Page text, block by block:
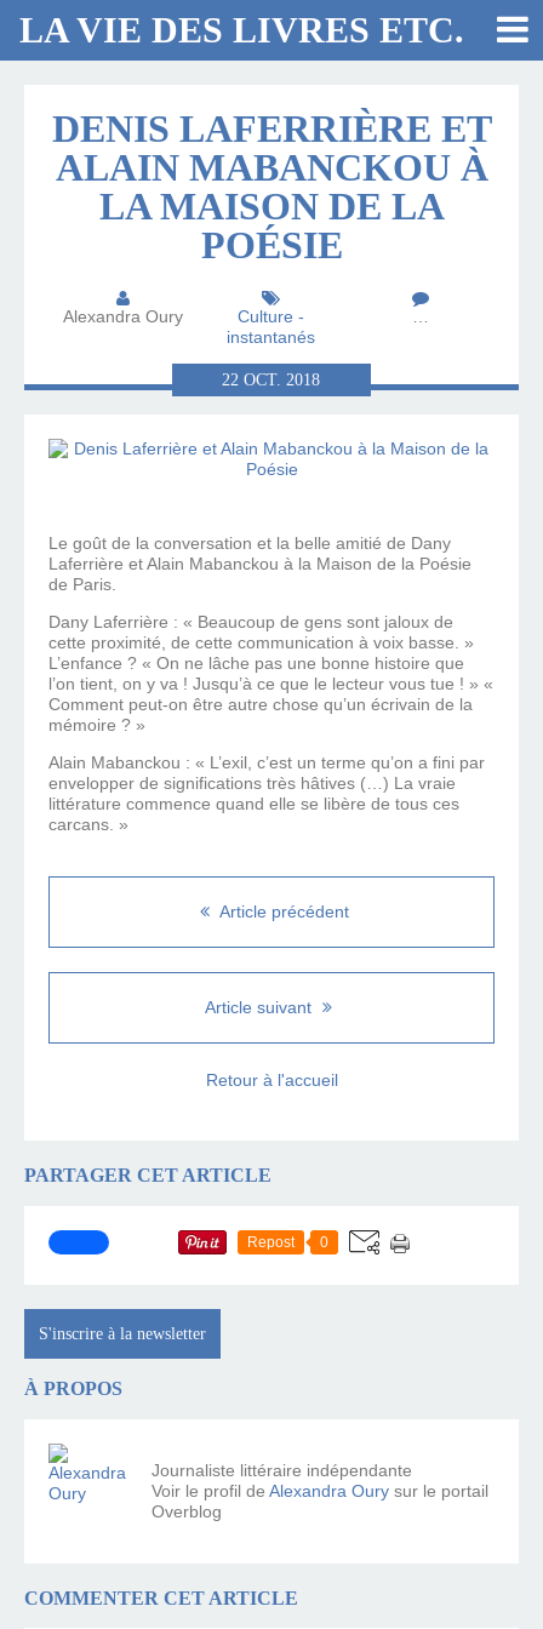
LA VIE DES LIVRES ETC.
DENIS LAFERRIÈRE ET
ALAIN MABANCKOU À
LA MAISON DE LA
POÉSIE
Alexandra Oury
Culture -
instantanés
…
22OCT.2018
Le goût de la conversation et la belle amitié de Dany
Laferrière et Alain Mabanckou à la Maison de la Poésie
de Paris.
Dany Laferrière : « Beaucoup de gens sont jaloux de
cette proximité, de cette communication à voix basse. »
L’enfance ? « On ne lâche pas une bonne histoire que
l’on tient, on y va ! Jusqu’à ce que le lecteur vous tue ! » «
Comment peut-on être autre chose qu’un écrivain de la
mémoire ? »
Alain Mabanckou : « L’exil, c’est un terme qu’on a fini par
envelopper de significations très hâtives (…) La vraie
littérature commence quand elle se libère de tous ces
carcans. »
Article précédent
Article suivant
Retour à l'accueil
PARTAGER CET ARTICLE
Repost 0
S'inscrire à la newsletter
À PROPOS
Journaliste littéraire indépendante
Voir le profil de Alexandra Oury sur le portail
Overblog
COMMENTER CET ARTICLE